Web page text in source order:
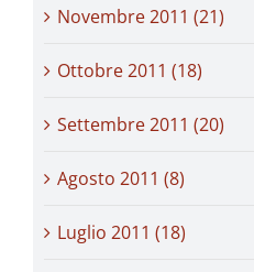
Novembre 2011 (21)
Ottobre 2011 (18)
Settembre 2011 (20)
Agosto 2011 (8)
Luglio 2011 (18)